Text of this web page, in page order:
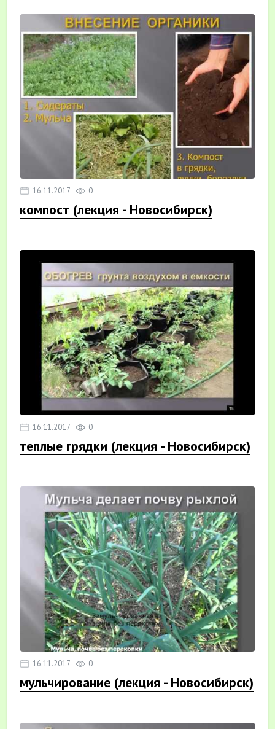
16.11.2017 0
компост (лекция - Новосибирск)
16.11.2017 0
теплые грядки (лекция - Новосибирск)
16.11.2017 0
мульчирование (лекция - Новосибирск)